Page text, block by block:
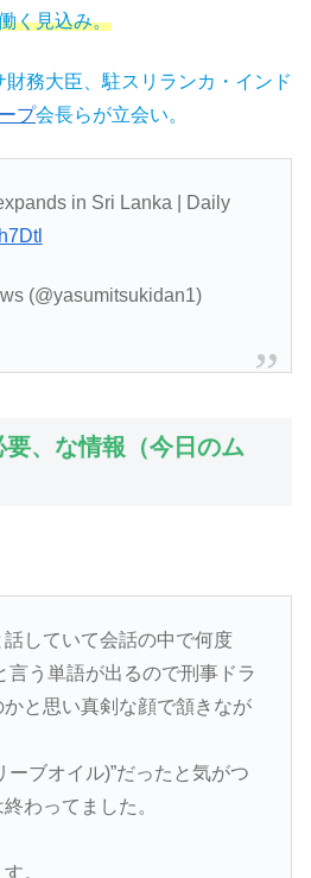
く見込み。
務大臣、駐スリランカ・インド
プ会長らが立会い。
in Sri Lanka | Daily
(@yasumitsukidan1)
要、な情報（今日のム
していて会話の中で何度
言う単語が出るので刑事ドラ
と思い真剣な顔で頷きなが
ーブオイル)”だったと気がつ
わってました。
。